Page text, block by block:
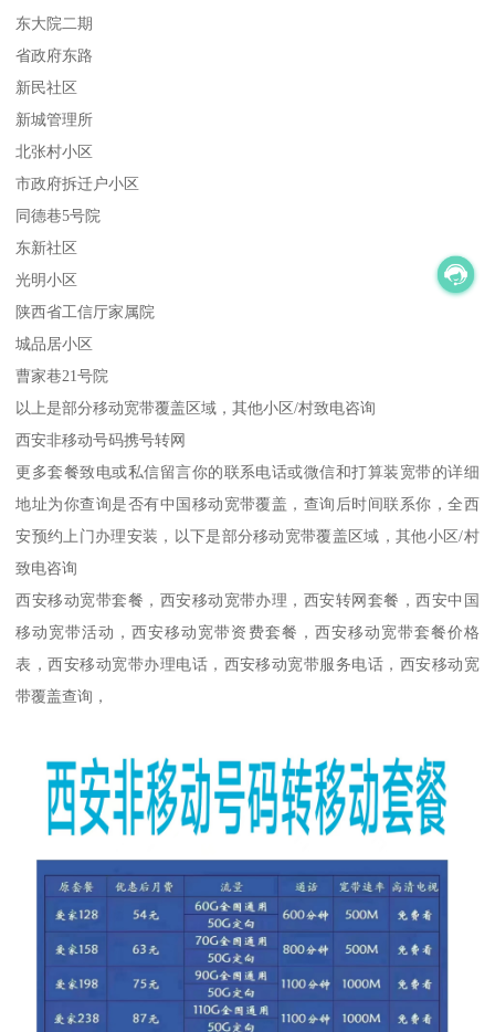
东大院二期
省政府东路
新民社区
新城管理所
北张村小区
市政府拆迁户小区
同德巷5号院
东新社区
光明小区
陕西省工信厅家属院
城品居小区
曹家巷21号院
以上是部分移动宽带覆盖区域，其他小区/村致电咨询
西安非移动号码携号转网
更多套餐致电或私信留言你的联系电话或微信和打算装宽带的详细
地址为你查询是否有中国移动宽带覆盖，查询后时间联系你，全西
安预约上门办理安装，以下是部分移动宽带覆盖区域，其他小区/村
致电咨询
西安移动宽带套餐，西安移动宽带办理，西安转网套餐，西安中国
移动宽带活动，西安移动宽带资费套餐，西安移动宽带套餐价格
表，西安移动宽带办理电话，西安移动宽带服务电话，西安移动宽
带覆盖查询，